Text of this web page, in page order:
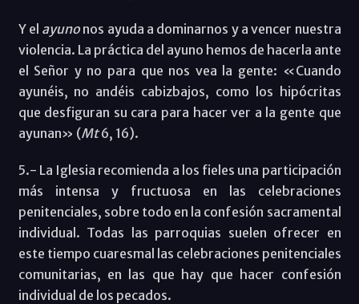
Y el ayuno nos ayuda a dominarnos y a vencer nuestra
violencia. La práctica del ayuno hemos de hacerla ante
el Señor y no para que nos vea la gente: «Cuando
ayunéis, no andéis cabizbajos, como los hipócritas
que desfiguran su cara para hacer ver a la gente que
ayunan» (Mt6, 16).
5.- La Iglesia recomienda a los fieles una participación
más intensa y fructuosa en las celebraciones
penitenciales, sobre todo en la confesión sacramental
individual. Todas las parroquias suelen ofrecer en
este tiempo cuaresmal las celebraciones penitenciales
comunitarias, en las que hay que hacer confesión
individual de los pecados.